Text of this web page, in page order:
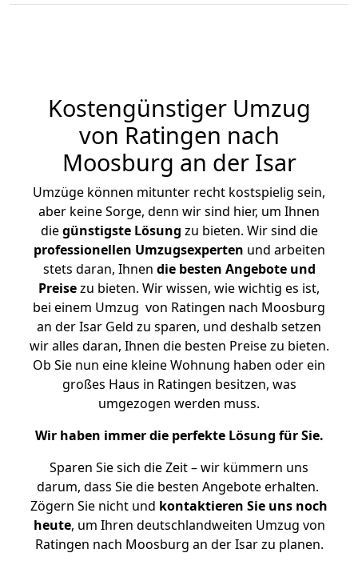
Kostengünstiger Umzug
von Ratingen nach
Moosburg an der Isar
Umzüge können mitunter recht kostspielig sein,
aber keine Sorge, denn wir sind hier, um Ihnen
diegünstigste Lösung zu bieten. Wir sind die
professionellen Umzugsexperten und arbeiten
stets daran, Ihnen die besten Angebote und
Preisezu bieten. Wir wissen, wie wichtig es ist,
bei einem Umzug von Ratingen nach Moosburg
an der Isar Geld zu sparen, und deshalb setzen
wir alles daran, Ihnen die besten Preise zu bieten.
Ob Sie nun eine kleine Wohnung haben oder ein
großes Haus in Ratingen besitzen, was
umgezogen werden muss.
Wir haben immer die perfekte Lösung für Sie.
Sparen Sie sich die Zeit – wir kümmern uns
darum, dass Sie die besten Angebote erhalten.
Zögern Sie nicht und kontaktieren Sie uns noch
heute, um Ihren deutschlandweiten Umzug von
Ratingen nach Moosburg an der Isar zu planen.